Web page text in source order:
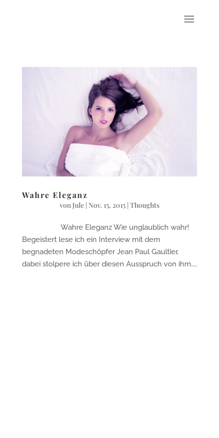
Wahre Eleganz
vonJule| Nov. 15, 2015| Thoughts
Wahre Eleganz Wie unglaublich wahr!
Begeistert lese ich ein Interview mit dem
begnadeten Modeschöpfer Jean Paul Gaultier,
dabei stolpere ich über diesen Ausspruch von ihm....